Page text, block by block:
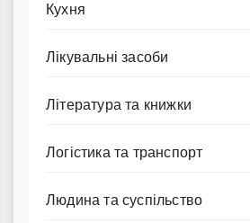
Кухня
Лікувальні засоби
Література та книжки
Логістика та транспорт
Людина та суспільство